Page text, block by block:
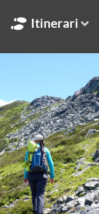
Itinerari